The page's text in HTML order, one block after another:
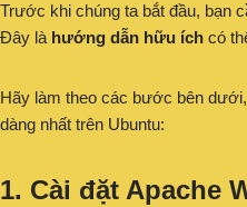
Trước khi chúng ta bắt đầu, bạn
Đây là hướng dẫn hữu ích có
Hãy làm theo các bước bên
dàng nhất trên Ubuntu:
1. Cài đặt Apache